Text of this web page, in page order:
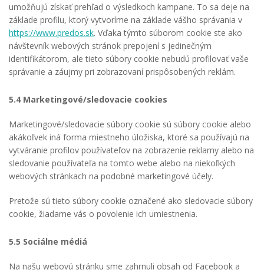
umožňujú získať prehľad o výsledkoch kampane. To sa deje na
základe profilu, ktorý vytvoríme na základe vášho správania v
https://www.predos.sk. Vďaka týmto súborom cookie ste ako
návštevník webových stránok prepojení s jedinečným
identifikátorom, ale tieto súbory cookie nebudú profilovať vaše
správanie a záujmy pri zobrazovaní prispôsobených reklám.
5.4 Marketingové/sledovacie cookies
Marketingové/sledovacie súbory cookie sú súbory cookie alebo
akákoľvek iná forma miestneho úložiska, ktoré sa používajú na
vytváranie profilov používateľov na zobrazenie reklamy alebo na
sledovanie používateľa na tomto webe alebo na niekoľkých
webových stránkach na podobné marketingové účely.
Pretože sú tieto súbory cookie označené ako sledovacie súbory
cookie, žiadame vás o povolenie ich umiestnenia.
5.5 Sociálne médiá
Na našu webovú stránku sme zahrnuli obsah od Facebook a